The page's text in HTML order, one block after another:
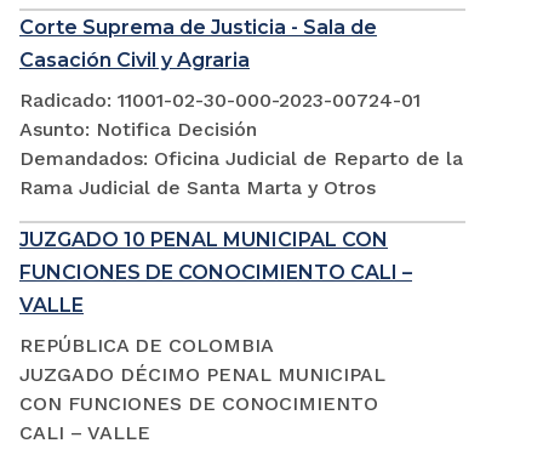
Corte Suprema de Justicia - Sala de
Casación Civil y Agraria
Radicado: 11001-02-30-000-2023-00724-01
Asunto: Notifica Decisión
Demandados: Oficina Judicial de Reparto de la
Rama Judicial de Santa Marta y Otros
JUZGADO 10 PENAL MUNICIPAL CON
FUNCIONES DE CONOCIMIENTO CALI –
VALLE
REPÚBLICA DE COLOMBIA
JUZGADO DÉCIMO PENAL MUNICIPAL
CON FUNCIONES DE CONOCIMIENTO
CALI – VALLE